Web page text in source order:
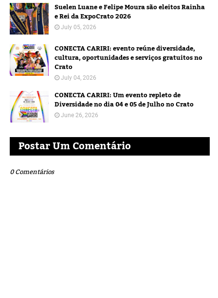
Suelen Luane e Felipe Moura são eleitos Rainha
e Rei da ExpoCrato 2026
July 05, 2026
CONECTA CARIRI: evento reúne diversidade,
cultura, oportunidades e serviços gratuitos no
Crato
July 04, 2026
CONECTA CARIRI: Um evento repleto de
Diversidade no dia 04 e 05 de Julho no Crato
June 26, 2026
Postar Um Comentário
0 Comentários